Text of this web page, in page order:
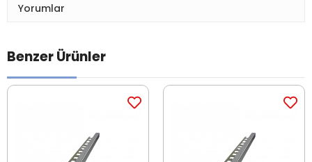
Yorumlar
Benzer Ürünler